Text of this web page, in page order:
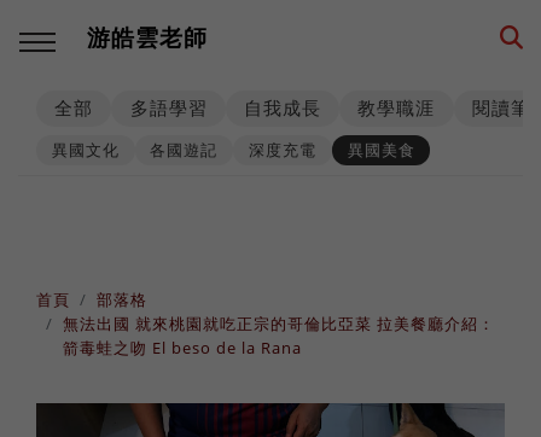
游皓雲老師
回主選單
西班牙語
數位工具
回主選單
高效生產
人生規劃
回主選單
工具資源
課程設計
回主選單
事業經營
思考模式
回主選單
各國遊記
深度充電
回主選單
身心健康
階段里程
全部 多語學習 自我成長 教學職涯 閱讀筆
異國文化 各國遊記 深度充電 異國美食
首頁
部落格
無法出國 就來桃園就吃正宗的哥倫比亞菜 拉美餐廳介紹：
箭毒蛙之吻 El beso de la Rana